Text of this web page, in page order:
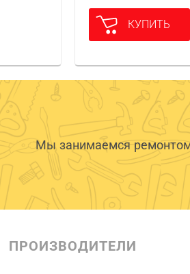
КУПИТЬ
Мы занимаемся
ПРОИЗВОДИТЕЛИ